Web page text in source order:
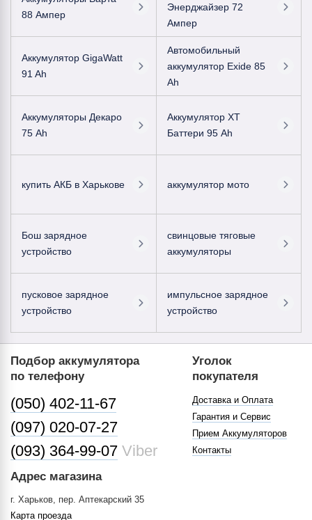
88 Ампер
Энерджайзер 72
Ампер
Аккумулятор GigaWatt
91 Ah
Автомобильный
аккумулятор Exide 85
Ah
Аккумуляторы Декаро
75 Ah
Аккумулятор ХТ
Баттери 95 Ah
купить АКБ в Харькове аккумулятор мото
Бош зарядное
устройство
свинцовые тяговые
аккумуляторы
пусковое зарядное
устройство
импульсное зарядное
устройство
Подбор аккумулятора
по телефону
(050) 402-11-67
(097) 020-07-27
(093) 364-99-07 Viber
Адрес магазина
г. Харьков, пер. Аптекарский 35
Карта проезда
Уголок
покупателя
Доставка и Оплата
Гарантия и Сервис
Прием Аккумуляторов
Контакты